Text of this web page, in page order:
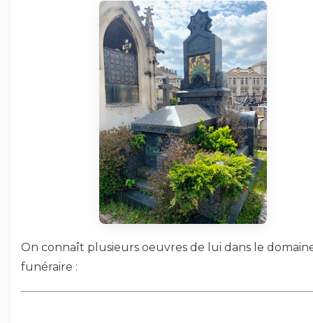
On connaît plusieurs oeuvres de lui dans le
funéraire :